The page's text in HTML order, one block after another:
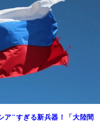
ア"すぎる新兵器！「大陸間